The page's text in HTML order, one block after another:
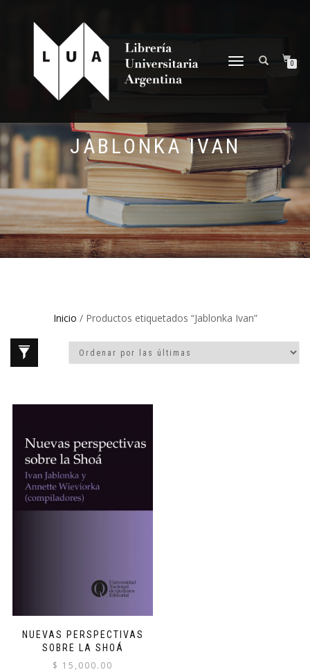
NAVEGACIÓN
0
JABLONKA IVAN
Inicio / Productos etiquetados “Jablonka Ivan”
NUEVAS PERSPECTIVAS
SOBRE LA SHOÁ
$ 15,000.00